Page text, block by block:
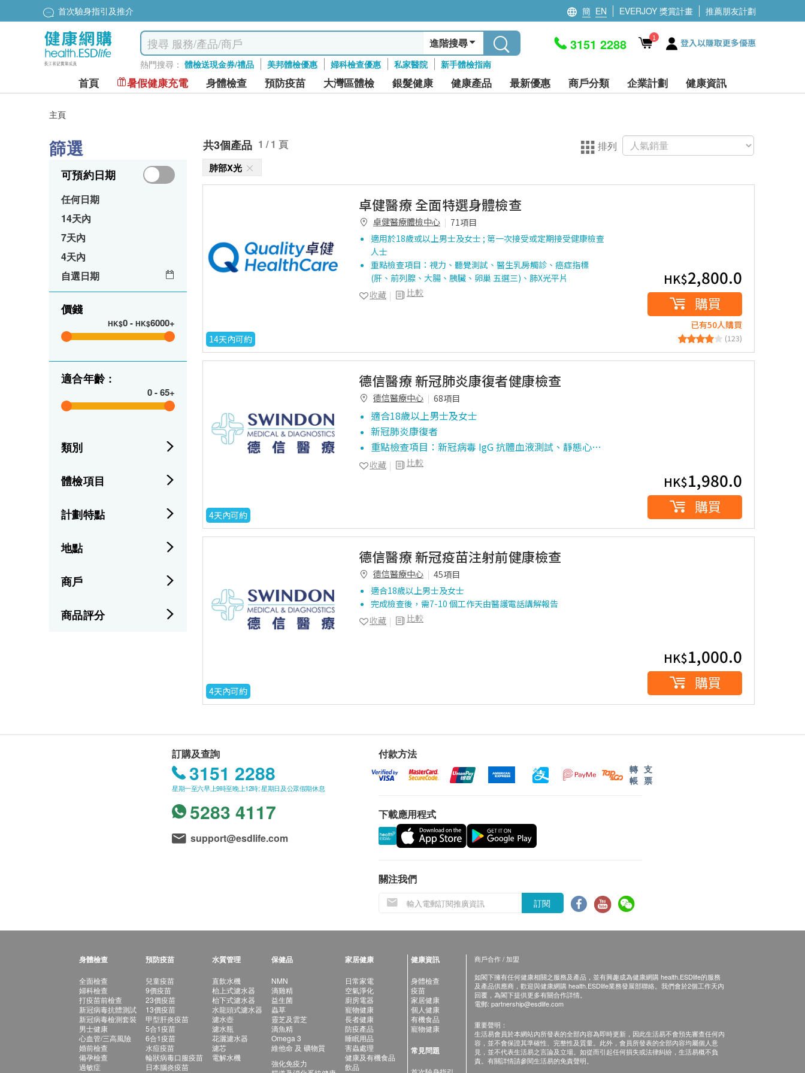
首次驗身指引及推介 簡 EN EVERJOY 獎賞計畫 推薦朋友計劃
進階搜尋
熱門搜尋： 體檢送現金券/禮品 美邦體檢優惠 婦科檢查優惠 私家醫院 新手體檢指南
3151 2288 1 登入以賺取更多優惠
首頁 暑假健康充電 身體檢查 預防疫苗 大灣區體檢 銀髮健康 健康產品 最新優惠 商戶分類 企業計劃 健康資訊
主頁
篩選
可預約日期
任何日期
14天內
7天內
4天內
自選日期
價錢
HK$0- HK$6000+
適合年齡 :
0-65+
類別
體檢項目
計劃特點
地點
商戶
商品評分
共3個產品 1 / 1 頁 排列
肺部X光
14天內可約
卓健醫療 全面特選身體檢查
卓健醫療體檢中心
71項目
適用於18歲或以上男士及女士 ; 第一次接受或定期接受健康檢查
人士
重點檢查項目：視力、聽覺測試、醫生乳房觸診、癌症指標
(肝、前列腺、大腸、胰臟、卵巢 五選三)、肺X光平片
比較
收藏
HK$2,800.0
購買
已有50人購買
(123)
4天內可約
德信醫療 新冠肺炎康復者健康檢查
德信醫療中心 68項目
適合18歲以上男士及女士
新冠肺炎康復者
重點檢查項目：新冠病毒 IgG 抗體血液測試、靜態心…
比較
收藏
HK$1,980.0
購買
4天內可約
德信醫療 新冠疫苗注射前健康檢查
德信醫療中心
45項目
適合18歲以上男士及女士
完成檢查後，需7-10 個工作天由醫護電話講解報告
比較
收藏
HK$1,000.0
購買
訂購及查詢
3151 2288
星期一至六早上9時至晚上12時; 星期日及公眾假期休息
5283 4117
support@esdlife.com
付款方法
轉
帳
支
票
下載應用程式
關注我們
訂閱
身體檢查
全面檢查
婦科檢查
打疫苗前檢查
新冠病毒抗體測試
新冠病毒檢測套裝
男士健康
心血管/三高風險
婚前檢查
備孕檢查
過敏症
預防疫苗
兒童疫苗
9價疫苗
23價疫苗
13價疫苗
甲型肝炎疫苗
5合1疫苗
6合1疫苗
水痘疫苗
輪狀病毒口服疫苗
日本腦炎疫苗
水質管理
直飲水機
枱上式濾水器
枱下式濾水器
水龍頭式濾水器
濾水壺
濾水瓶
花灑濾水器
濾芯
電解水機
保健品
NMN
滴雞精
益生菌
蟲草
靈芝及雲芝
滴魚精
Omega 3
維他命 及 礦物質
強化免疫力
家居健康
日常家電
空氣淨化
廚房電器
寵物健康
長者健康
防疫產品
睡眠用品
害蟲處理
健康及有機食品
飲品
健康資訊
身體檢查
疫苗
家居健康
個人健康
有機食品
寵物健康
常見問題
商戶合作 / 加盟
如閣下擁有任何健康相關之服務及產品，並有興趣成為健康網購 health.ESDlife的服務
及產品供應商，歡迎與健康網購 health.ESDlife業務發展部聯絡。我們會於2個工作天內
回覆，為閣下提供更多有關合作詳情。
電郵: partnership@esdlife.com
重要聲明：
生活易會員於本網站內所發表的全部內容為即時更新，因此生活易不會預先審查任何內
容，並不會保證其準確性、完整性及質量。此外，會員所發表的全部內容均屬個人意
見，並不代表生活易之言論及立場。如從而引起任何損失或法律糾紛，生活易概不負
責。有關詳情請參閱生活易的免責聲明。